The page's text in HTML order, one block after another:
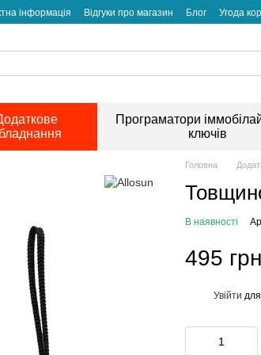
інформація Відгуки про магазин Блог Угода
Програматори
ключів
Головна
В наявності
495 грн
Увійти